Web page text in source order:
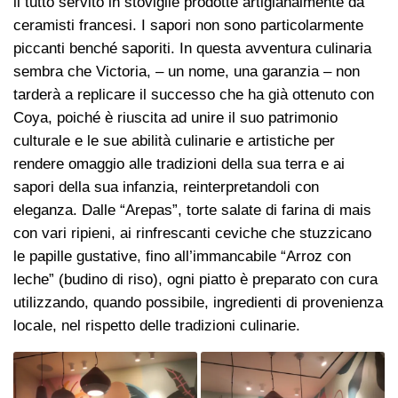
ceramisti francesi. I sapori non sono particolarmente
piccanti benché saporiti. In questa avventura culinaria
sembra che Victoria, – un nome, una garanzia – non
tarderà a replicare il successo che ha già ottenuto con
Coya, poiché è riuscita ad unire il suo patrimonio
culturale e le sue abilità culinarie e artistiche per
rendere omaggio alle tradizioni della sua terra e ai
sapori della sua infanzia, reinterpretandoli con
eleganza. Dalle “Arepas”, torte salate di farina di mais
con vari ripieni, ai rinfrescanti ceviche che stuzzicano
le papille gustative, fino all’immancabile “Arroz con
leche” (budino di riso), ogni piatto è preparato con cura
utilizzando, quando possibile, ingredienti di provenienza
locale, nel rispetto delle tradizioni culinarie.